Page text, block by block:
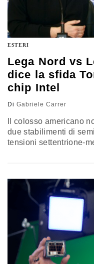
ESTERI
Lega Nord vs
dice la sfida
chip Intel
Di Gabriele Carrer
Il colosso americano
due stabilimenti di
tensioni settentrione-